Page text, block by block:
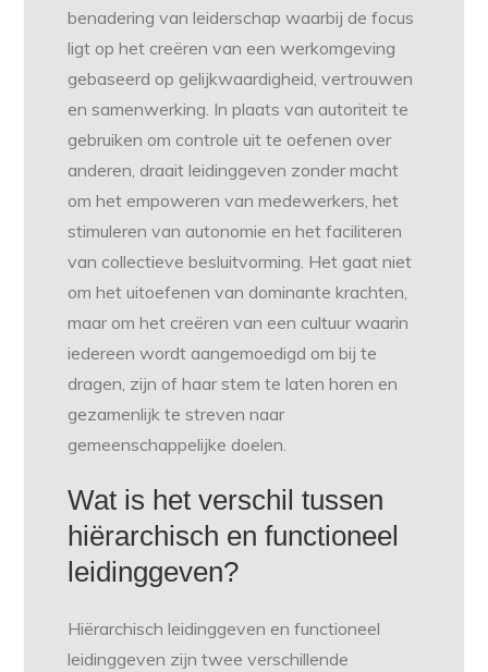
benadering van leiderschap waarbij de focus
ligt op het creëren van een werkomgeving
gebaseerd op gelijkwaardigheid, vertrouwen
en samenwerking. In plaats van autoriteit te
gebruiken om controle uit te oefenen over
anderen, draait leidinggeven zonder macht
om het empoweren van medewerkers, het
stimuleren van autonomie en het faciliteren
van collectieve besluitvorming. Het gaat niet
om het uitoefenen van dominante krachten,
maar om het creëren van een cultuur waarin
iedereen wordt aangemoedigd om bij te
dragen, zijn of haar stem te laten horen en
gezamenlijk te streven naar
gemeenschappelijke doelen.
Wat is het verschil tussen
hiërarchisch en functioneel
leidinggeven?
Hiërarchisch leidinggeven en functioneel
leidinggeven zijn twee verschillende